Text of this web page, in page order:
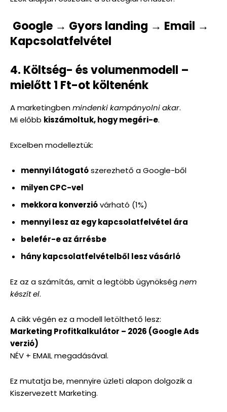
Google → Gyors landing → Email →
Kapcsolatfelvétel
4. Költség- és volumenmodell –
mielőtt 1 Ft-ot költenénk
A marketingbenmindenki kampányolni akar.
Mi előbb kiszámoltuk, hogy megéri-e.
Excelben modelleztük:
mennyi látogatószerezhető a Google-ből
milyen CPC-vel
mekkora konverzióvárható (1%)
mennyi lesz az egy kapcsolatfelvétel ára
belefér-e az árrésbe
hány kapcsolatfelvételből lesz vásárló
Ez az a számítás, amit a legtöbb ügynökségnem
készít el.
A cikk végén ez a modell letölthető lesz:
Marketing Profitkalkulátor – 2026 (Google Ads
verzió)
NÉV + EMAIL megadásával.
Ez mutatja be, mennyire üzleti alapon dolgozik a
Kiszervezett Marketing.